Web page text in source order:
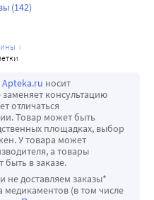
(142)
Apteka.ru носит
консультацию
отличаться
Товар может быть
площадках, выбор
У товара может
а товары
в заказе.
не доставляем заказы*
(в том числе